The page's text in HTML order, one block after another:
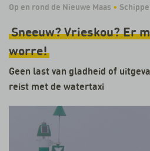
Op en rond de Nieuwe Maas •
Sneeuw? Vrieskou? Er
worre!
Geen last van gladheid of
reist met de watertaxi